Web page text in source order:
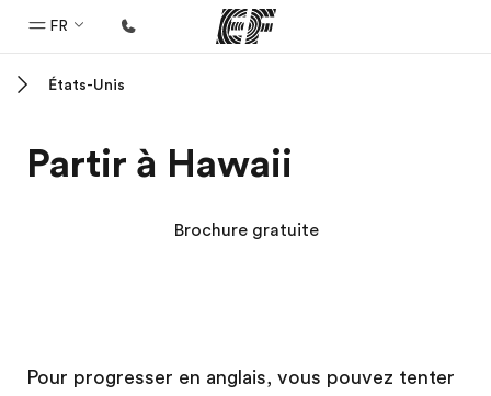
FR
Programmes
Qui sommes-nous ?
États-Unis
Partir à Hawaii
Brochure gratuite
Pour progresser en anglais, vous pouvez tenter